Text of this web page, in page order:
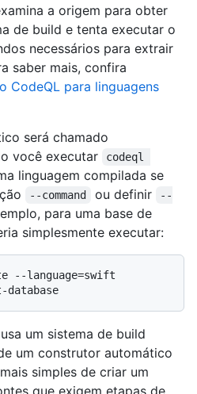
a origem para obter
de build e tenta executar o
necessários para extrair
saber mais, confira
CodeQL para linguagens
será chamado
você executar
codeql
linguagem compilada se
--command ou definir
--
para uma base de
simplesmente executar:
--language=swift
um sistema de build
um construtor automático
simples de criar um
que exigem etapas de